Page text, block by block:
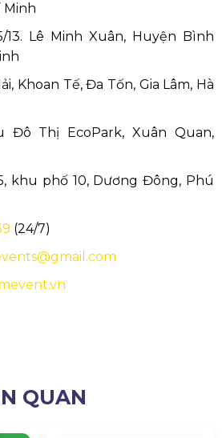
Minh
13. Lê Minh Xuân, Huyện Bình
Khoan Tế, Đa Tốn, Gia Lâm, Hà
Đô Thị EcoPark, Xuân Quan,
khu phố 10, Dương Đông, Phú
(24/7)
QUAN